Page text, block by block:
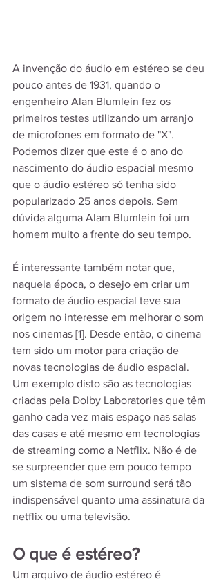
A invenção do áudio em estéreo se deu
pouco antes de 1931, quando o
engenheiro Alan Blumlein fez os
primeiros testes utilizando um arranjo
de microfones em formato de "X".
Podemos dizer que este é o ano do
nascimento do áudio espacial mesmo
que o áudio estéreo só tenha sido
popularizado 25 anos depois. Sem
dúvida alguma Alam Blumlein foi um
homem muito a frente do seu tempo.
É interessante também notar que,
naquela época, o desejo em criar um
formato de áudio espacial teve sua
origem no interesse em melhorar o som
nos cinemas [1]. Desde então, o cinema
tem sido um motor para criação de
novas tecnologias de áudio espacial.
Um exemplo disto são as tecnologias
criadas pela Dolby Laboratories que têm
ganho cada vez mais espaço nas salas
das casas e até mesmo em tecnologias
de streaming como a Netflix. Não é de
se surpreender que em pouco tempo
um sistema de som surround será tão
indispensável quanto uma assinatura da
netflix ou uma televisão.
O que é estéreo?
Um arquivo de áudio estéreo é